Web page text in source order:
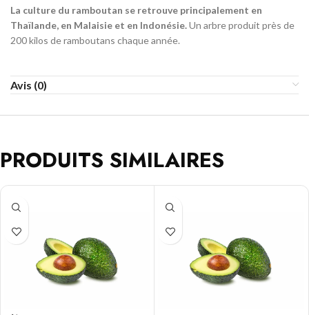
La culture du ramboutan se retrouve principalement en
Thaïlande, en Malaisie et en Indonésie.Un arbre produit près de
200 kilos de ramboutans chaque année.
Avis (0)
PRODUITS SIMILAIRES